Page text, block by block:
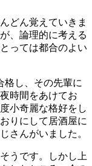
どん覚えていきま
、 論理的に考える
っては都合のよい
格し、その先輩に
時間をあけてお
小奇麗な格好をし
りにして居酒屋に
さんがいました。
うです。しかし上